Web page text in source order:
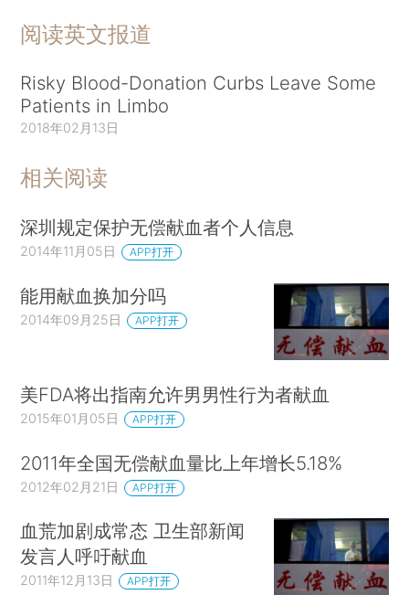
阅读英文报道
Risky Blood-Donation Curbs Leave Some
Patients in Limbo
2018年02月13日
相关阅读
深圳规定保护无偿献血者个人信息
2014年11月05日 APP打开
能用献血换加分吗
2014年09月25日 APP打开
美FDA将出指南允许男男性行为者献血
2015年01月05日 APP打开
2011年全国无偿献血量比上年增长5.18%
2012年02月21日 APP打开
血荒加剧成常态 卫生部新闻
发言人呼吁献血
2011年12月13日 APP打开